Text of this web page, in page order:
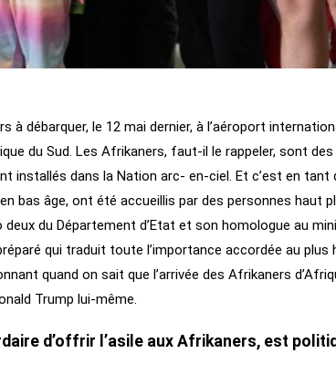
à débarquer, le 12 mai dernier, à l’aéroport
du Sud. Les Afrikaners, faut-il le rappeler, sont
installés dans la Nation arc- en-ciel. Et c’est en tant
bas âge, ont été accueillis par des personnes haut
du Département d’Etat et son homologue au
qui traduit toute l’importance accordée au plus
quand on sait que l’arrivée des Afrikaners
Trump lui-même.
d’offrir l’asile aux Afrikaners, est